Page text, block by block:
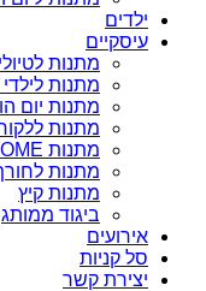
ילדים
עיסקיים
מתנות
מתנות
מתנות יום
מתנות
מתנות WELCOME לעובדים
מתנות
מתנות קיץ
ביגוד ממותג
אירועים
סל קניות
יצירת קשר